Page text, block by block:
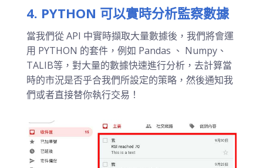
4. PYTHON 可以實時分析監察數據
當我們從 API 中實時擷取大量數據後，我們將會運
用 PYTHON 的套件，例如 Pandas 、 Numpy、
TALIB等，對大量的數據快速進行分析，去計算當
時的市況是否乎合我們所設定的策略，然後通知我
們或者直接替你執行交易！